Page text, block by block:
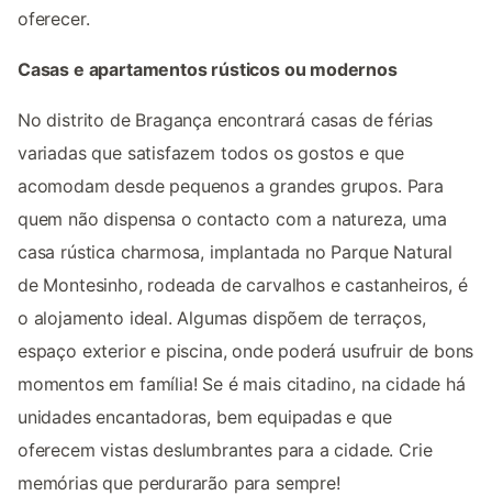
oferecer.
Casas e apartamentos rústicos ou modernos
No distrito de Bragança encontrará casas de férias
variadas que satisfazem todos os gostos e que
acomodam desde pequenos a grandes grupos. Para
quem não dispensa o contacto com a natureza, uma
casa rústica charmosa, implantada no Parque Natural
de Montesinho, rodeada de carvalhos e castanheiros, é
o alojamento ideal. Algumas dispõem de terraços,
espaço exterior e piscina, onde poderá usufruir de bons
momentos em família! Se é mais citadino, na cidade há
unidades encantadoras, bem equipadas e que
oferecem vistas deslumbrantes para a cidade. Crie
memórias que perdurarão para sempre!